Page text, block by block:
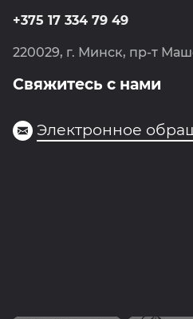
Фотограмметрия
Свяжитесь с нами
220029, г. Минск, пр-т
+375 17 334 79 49
Электронное